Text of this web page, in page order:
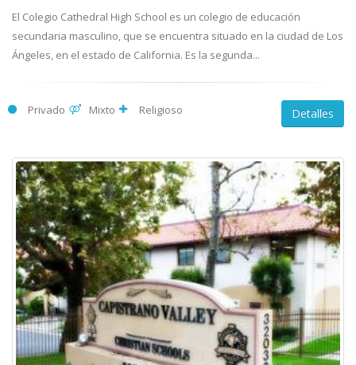
El Colegio Cathedral High School es un colegio de educación
secundaria masculino, que se encuentra situado en la ciudad de Los
Ángeles, en el estado de California. Es la segunda...
Detalles
Privado Mixto Religioso